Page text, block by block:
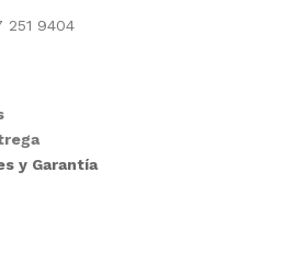
251 9404
y Garantía